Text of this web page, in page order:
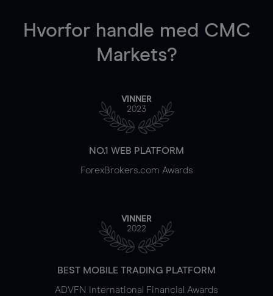
Hvorfor handle med CMC
Markets?
VINNER
2023
NO.1 WEB PLATFORM
ForexBrokers.com Awards
VINNER
2022
BEST MOBILE TRADING PLATFORM
ADVFN International Financial Awards